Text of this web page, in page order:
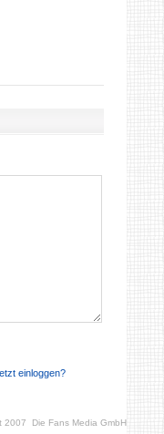
einloggen?
2007 Die Fans Media GmbH